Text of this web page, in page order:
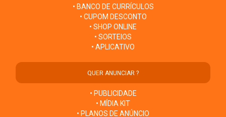
• BANCO DE CURRÍCULOS
• CUPOM DESCONTO
• SHOP ONLINE
• SORTEIOS
• APLICATIVO
QUER ANUNCIAR ?
• PUBLICIDADE
• MÍDIA KIT
• PLANOS DE ANÚNCIO